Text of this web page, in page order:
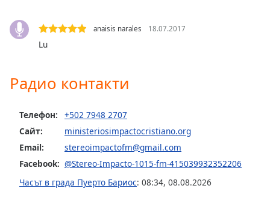
cancel
and
window.
Color
Opacity
anaisis narales 18.07.2017
Lu
Радио контакти
Телефон:
+502 7948 2707
Сайт:
ministeriosimpactocristiano.org
Email:
stereoimpactofm@gmail.com
Facebook: @Stereo-Impacto-1015-fm-415039932352206
Часът в града Пуерто Бариос: 08:34, 08.08.2026